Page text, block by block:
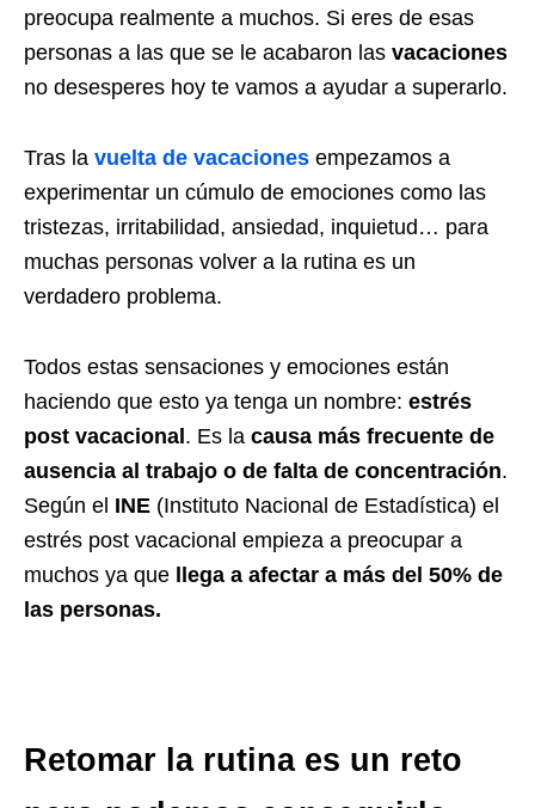
preocupa realmente a muchos. Si eres de esas
personas a las que se le acabaron las vacaciones
no desesperes hoy te vamos a ayudar a superarlo.
Tras la vuelta de vacaciones empezamos a
experimentar un cúmulo de emociones como las
tristezas, irritabilidad, ansiedad, inquietud… para
muchas personas volver a la rutina es un
verdadero problema.
Todos estas sensaciones y emociones están
haciendo que esto ya tenga un nombre: estrés
post vacacional. Es la causa más frecuente de
ausencia al trabajo o de falta de concentración.
Según el INE (Instituto Nacional de Estadística) el
estrés post vacacional empieza a preocupar a
muchos ya que llega a afectar a más del 50% de
las personas.
Retomar la rutina es un reto